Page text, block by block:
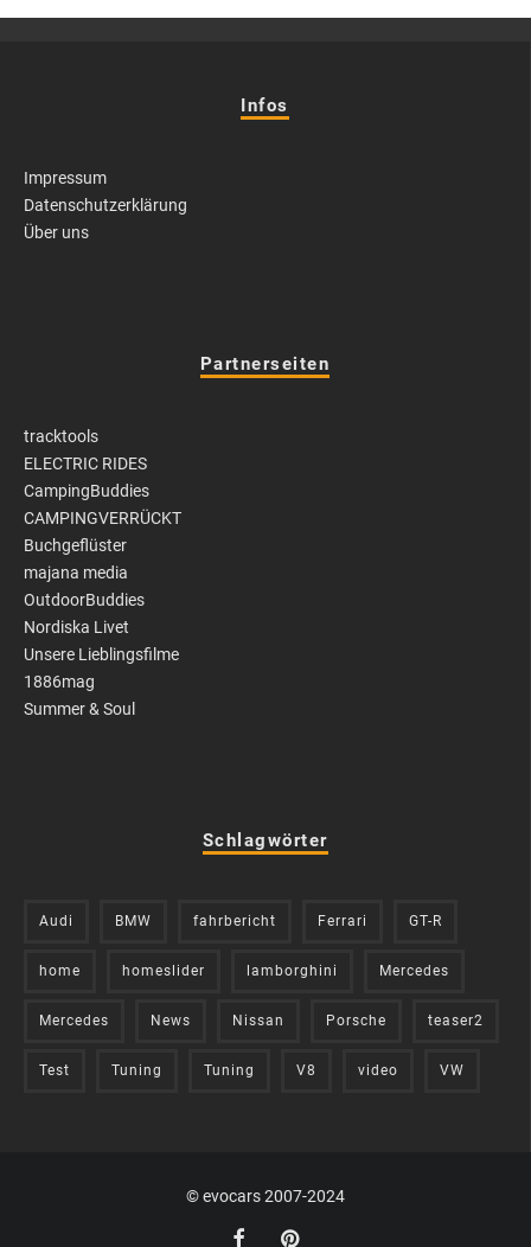
Infos
Impressum
Datenschutzerklärung
Über uns
Partnerseiten
tracktools
ELECTRIC RIDES
CampingBuddies
CAMPINGVERRÜCKT
Buchgeflüster
majana media
OutdoorBuddies
Nordiska Livet
Unsere Lieblingsfilme
1886mag
Summer & Soul
Schlagwörter
Audi BMW fahrbericht Ferrari GT-R
home homeslider lamborghini Mercedes
Mercedes News Nissan Porsche teaser2
Test Tuning Tuning V8 video VW
© evocars 2007-2024